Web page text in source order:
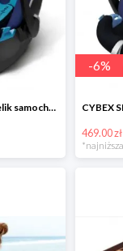
CYBEX SILVER Fotelik samochodowy -30%
-6%
469.00 zł